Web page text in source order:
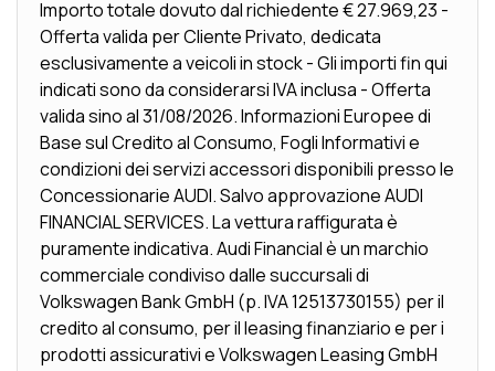
Importo totale dovuto dal richiedente € 27.969,23 -
Offerta valida per Cliente Privato, dedicata
esclusivamente a veicoli in stock - Gli importi fin qui
indicati sono da considerarsi IVA inclusa - Offerta
valida sino al 31/08/2026. Informazioni Europee di
Base sul Credito al Consumo, Fogli Informativi e
condizioni dei servizi accessori disponibili presso le
Concessionarie AUDI. Salvo approvazione AUDI
FINANCIAL SERVICES. La vettura raffigurata è
puramente indicativa. Audi Financial è un marchio
commerciale condiviso dalle succursali di
Volkswagen Bank GmbH (p. IVA 12513730155) per il
credito al consumo, per il leasing finanziario e per i
prodotti assicurativi e Volkswagen Leasing GmbH